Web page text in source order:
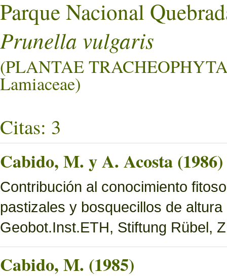
Parque Nacional
Prunella vulgaris
(PLANTAE
Lamiaceae)
Citas: 3
Cabido, M. y A. Acosta (1986)
Contribución al conocimiento
pastizales y bosquecillos de
Geobot.Inst.ETH, Stiftung Rübel,
Cabido, M. (1985)